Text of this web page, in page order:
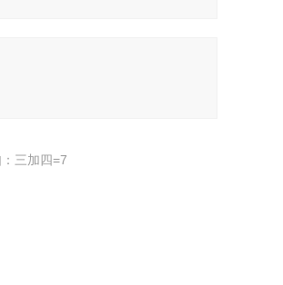
三加四=7